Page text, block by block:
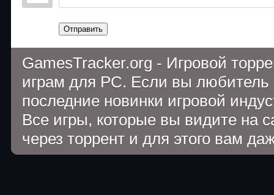
Отправить
GamesTracker.org - Игровой
играм для PC. Если вы
последние новинки игровой
Все игры, которые вы видите на
через торрент и для этого вам